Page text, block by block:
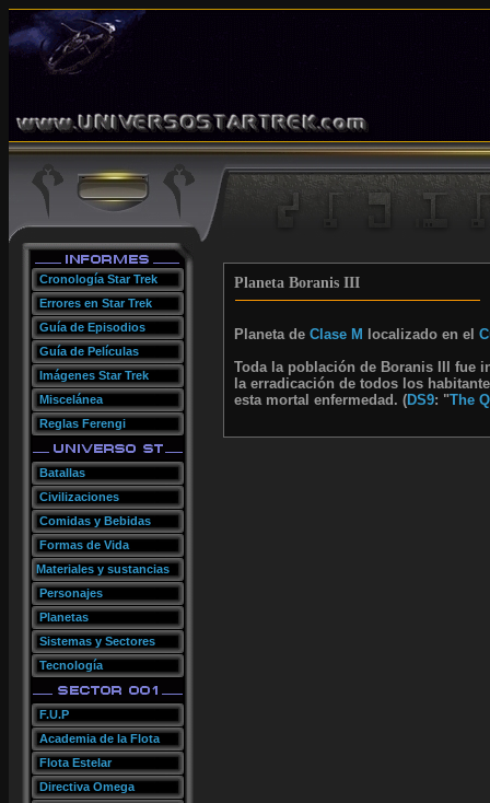
Cronología Star Trek
Errores en Star Trek
Guía de Episodios
Guía de Películas
Imágenes Star Trek
Miscelánea
Reglas Ferengi
Batallas
Civilizaciones
Comidas y Bebidas
Formas de Vida
Materiales y sustancias
Personajes
Planetas
Sistemas y Sectores
Tecnología
F.U.P
Academia de la Flota
Flota Estelar
Directiva Omega
Planeta Boranis III
Planeta deClase M localizado en el
Toda la población de Boranis III fue
la erradicación de todos los
esta mortal enfermedad. (DS9: "The